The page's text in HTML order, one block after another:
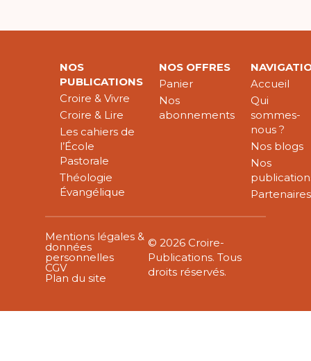
NOS
PUBLICATIONS
Croire & Vivre
Croire & Lire
Les cahiers de
l’École
Pastorale
Théologie
Évangélique
NOS OFFRES
Panier
Nos
abonnements
Accueil
Qui
sommes-
nous ?
Nos blogs
Nos
Partenaires
Mentions légales &
données
personnelles
CGV
Plan du site
© 2026 Croire-
Publications. Tous
droits réservés.